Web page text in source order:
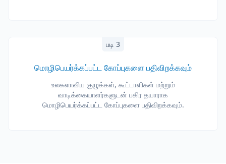
படி 3
மொழிபெயர்க்கப்பட்ட கோப்புகளை பதிவிறக்கவும்
உலகளாவிய குழுக்கள், கூட்டாளிகள் மற்றும்
வாடிக்கையாளர்களுடன் பகிர தயாராக
மொழிபெயர்க்கப்பட்ட கோப்புகளை பதிவிறக்கவும்.